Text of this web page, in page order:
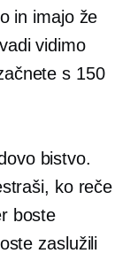
in imajo že
vidimo
s 150
bistvo.
ko reče
boste
zaslužili